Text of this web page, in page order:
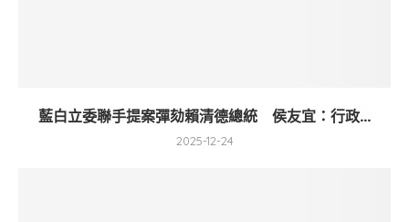
藍白立委聯手提案彈劾賴清德總統 侯友宜：行政...
2025-12-24